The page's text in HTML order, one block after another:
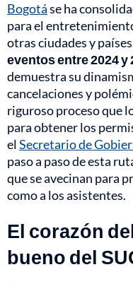
Bogotáse ha
para el
otras ciudades y
eventos entre 2024 y
demuestra su
cancelaciones y
riguroso proceso que
para obtener los
elSecretario de
paso a paso de esta
que se avecinan para
como a los asistentes.
El corazón
bueno del